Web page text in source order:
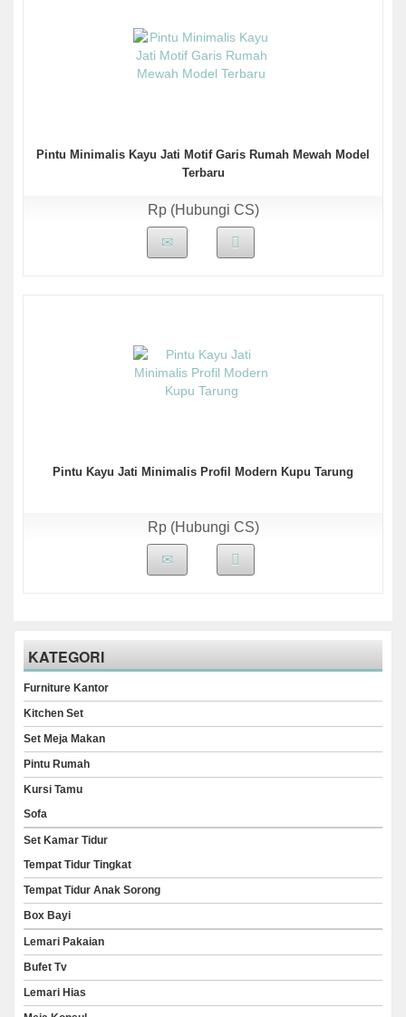
Pintu Minimalis Kayu Jati Motif Garis Rumah Mewah Model
Terbaru
Rp (Hubungi CS)
Pintu Kayu Jati Minimalis Profil Modern Kupu Tarung
Rp (Hubungi CS)
KATEGORI
Furniture Kantor
Kitchen Set
Set Meja Makan
Pintu Rumah
Kursi Tamu
Sofa
Set Kamar Tidur
Tempat Tidur Tingkat
Tempat Tidur Anak Sorong
Box Bayi
Lemari Pakaian
Bufet Tv
Lemari Hias